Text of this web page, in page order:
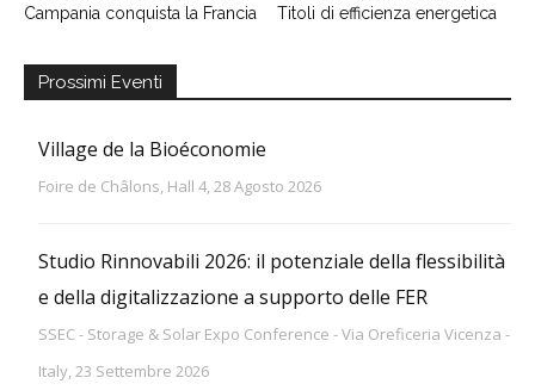
Campania conquista la Francia
Titoli di efficienza energetica
Prossimi Eventi
Village de la Bioéconomie
Foire de Châlons, Hall 4, 28 Agosto 2026
Studio Rinnovabili 2026: il potenziale della flessibilità
e della digitalizzazione a supporto delle FER
SSEC - Storage & Solar Expo Conference - Via Oreficeria Vicenza -
Italy, 23 Settembre 2026